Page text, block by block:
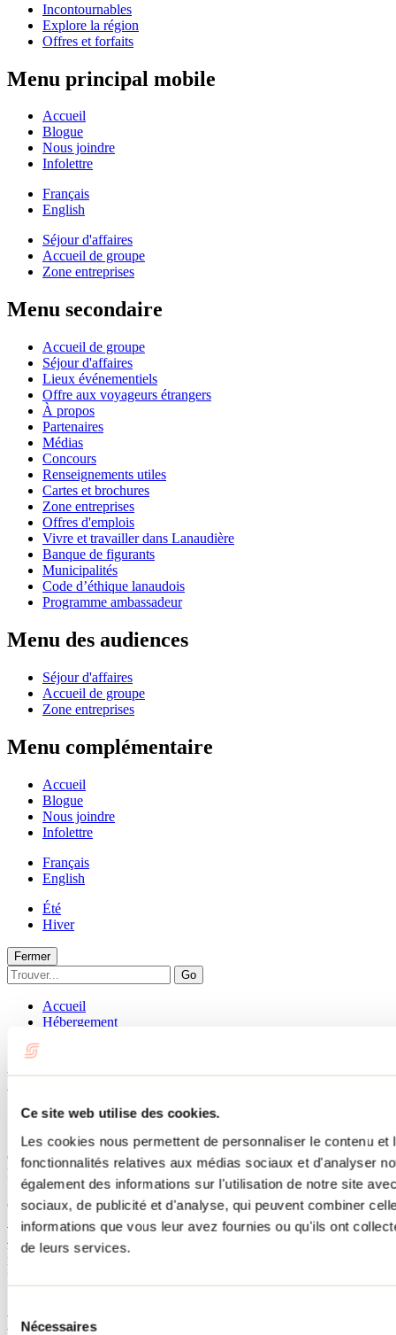
Ce site web utilise des cookies.
Les cookies nous permettent de personnaliser le contenu
fonctionnalités relatives aux médias sociaux et d'analyser
également des informations sur l'utilisation de notre site
sociaux, de publicité et d'analyse, qui peuvent combiner
informations que vous leur avez fournies ou qu'ils ont
de leurs services.
du Nécessaires
Incontournables
Explore la région
Offres et forfaits
Menu principal mobile
Accueil
Blogue
Nous joindre
Infolettre
Français
English
Séjour d'affaires
Accueil de groupe
Zone entreprises
Menu secondaire
Accueil de groupe
Séjour d'affaires
Lieux événementiels
Offre aux voyageurs étrangers
À propos
Partenaires
Médias
Concours
Renseignements utiles
Cartes et brochures
Zone entreprises
Offres d'emplois
Vivre et travailler dans Lanaudière
Banque de figurants
Municipalités
Code d’éthique lanaudois
Programme ambassadeur
Menu des audiences
Séjour d'affaires
Accueil de groupe
Zone entreprises
Menu complémentaire
Accueil
Blogue
Nous joindre
Infolettre
Français
English
Été
Hiver
Fermer
Go
Accueil
Hébergement
L'IMPASSE DU LAC - LA
CLAIRIÈRE
Chertsey
L'IMPASSE DU LAC - LA CLAIRIÈRE
785 rue Joffre
Chertsey, QC J0K3K0
514 298-0101
785lacmarcel@gmail.com
No d'enregistrement304632
Besoin d'information?
1 800 363-2788
Menu pied de page